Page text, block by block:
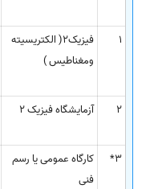
1
فیزیک2( الکتریسیته
ومغناطیس )
2 آزمایشگاه فیزیک 2
3*
کارگاه عمومی یا رسم
فنی